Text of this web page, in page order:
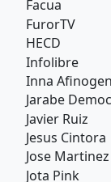
Facua
FurorTV
HECD
Infolibre
Inna
Jarabe
Javier Ruiz
Jesus Cintora
Jose Martinez
Jota Pink